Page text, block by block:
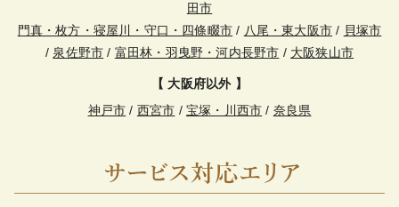
田市
門真・枚方・寝屋川・守口・四條畷市 / 八尾・東大阪市 / 貝塚市
/ 泉佐野市 / 富田林・羽曳野・河内長野市 / 大阪狭山市
【 大阪府以外 】
神戸市 / 西宮市 / 宝塚・川西市 / 奈良県